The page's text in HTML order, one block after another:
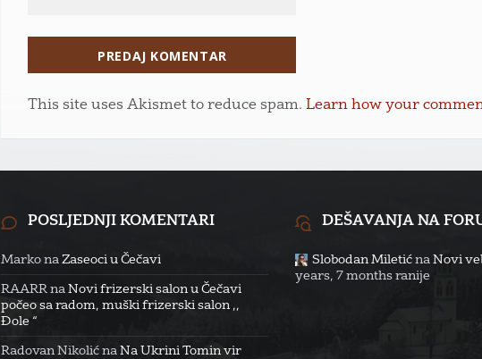
This site uses Akismet to reduce spam.Learn how your
POSLJEDNJI KOMENTARI
Marko naZaseoci u Čečavi
RAARR naNovi frizerski salon u Čečavi
počeo sa radom, muški frizerski salon ,,
Đole “
Radovan Nikolić naNa Ukrini Tomin vir
DEŠAVANJA NA
Slobodan Miletićna Novi
years, 7 months ranije